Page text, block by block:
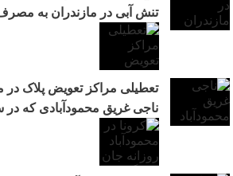
تنش آبی در مازندران به
تعطیلی مراکز تعویض پلاک در
ناجی غریق محمودآبادی که در